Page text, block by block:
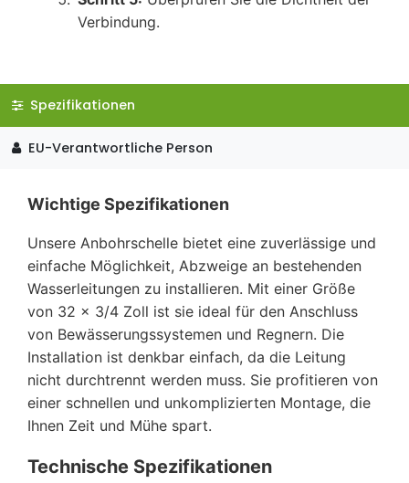
Verbindung.
Spezifikationen
EU-Verantwortliche Person
Wichtige Spezifikationen
Unsere Anbohrschelle bietet eine zuverlässige und
einfache Möglichkeit, Abzweige an bestehenden
Wasserleitungen zu installieren. Mit einer Größe
von 32 x 3/4 Zoll ist sie ideal für den Anschluss
von Bewässerungssystemen und Regnern. Die
Installation ist denkbar einfach, da die Leitung
nicht durchtrennt werden muss. Sie profitieren von
einer schnellen und unkomplizierten Montage, die
Ihnen Zeit und Mühe spart.
Technische Spezifikationen